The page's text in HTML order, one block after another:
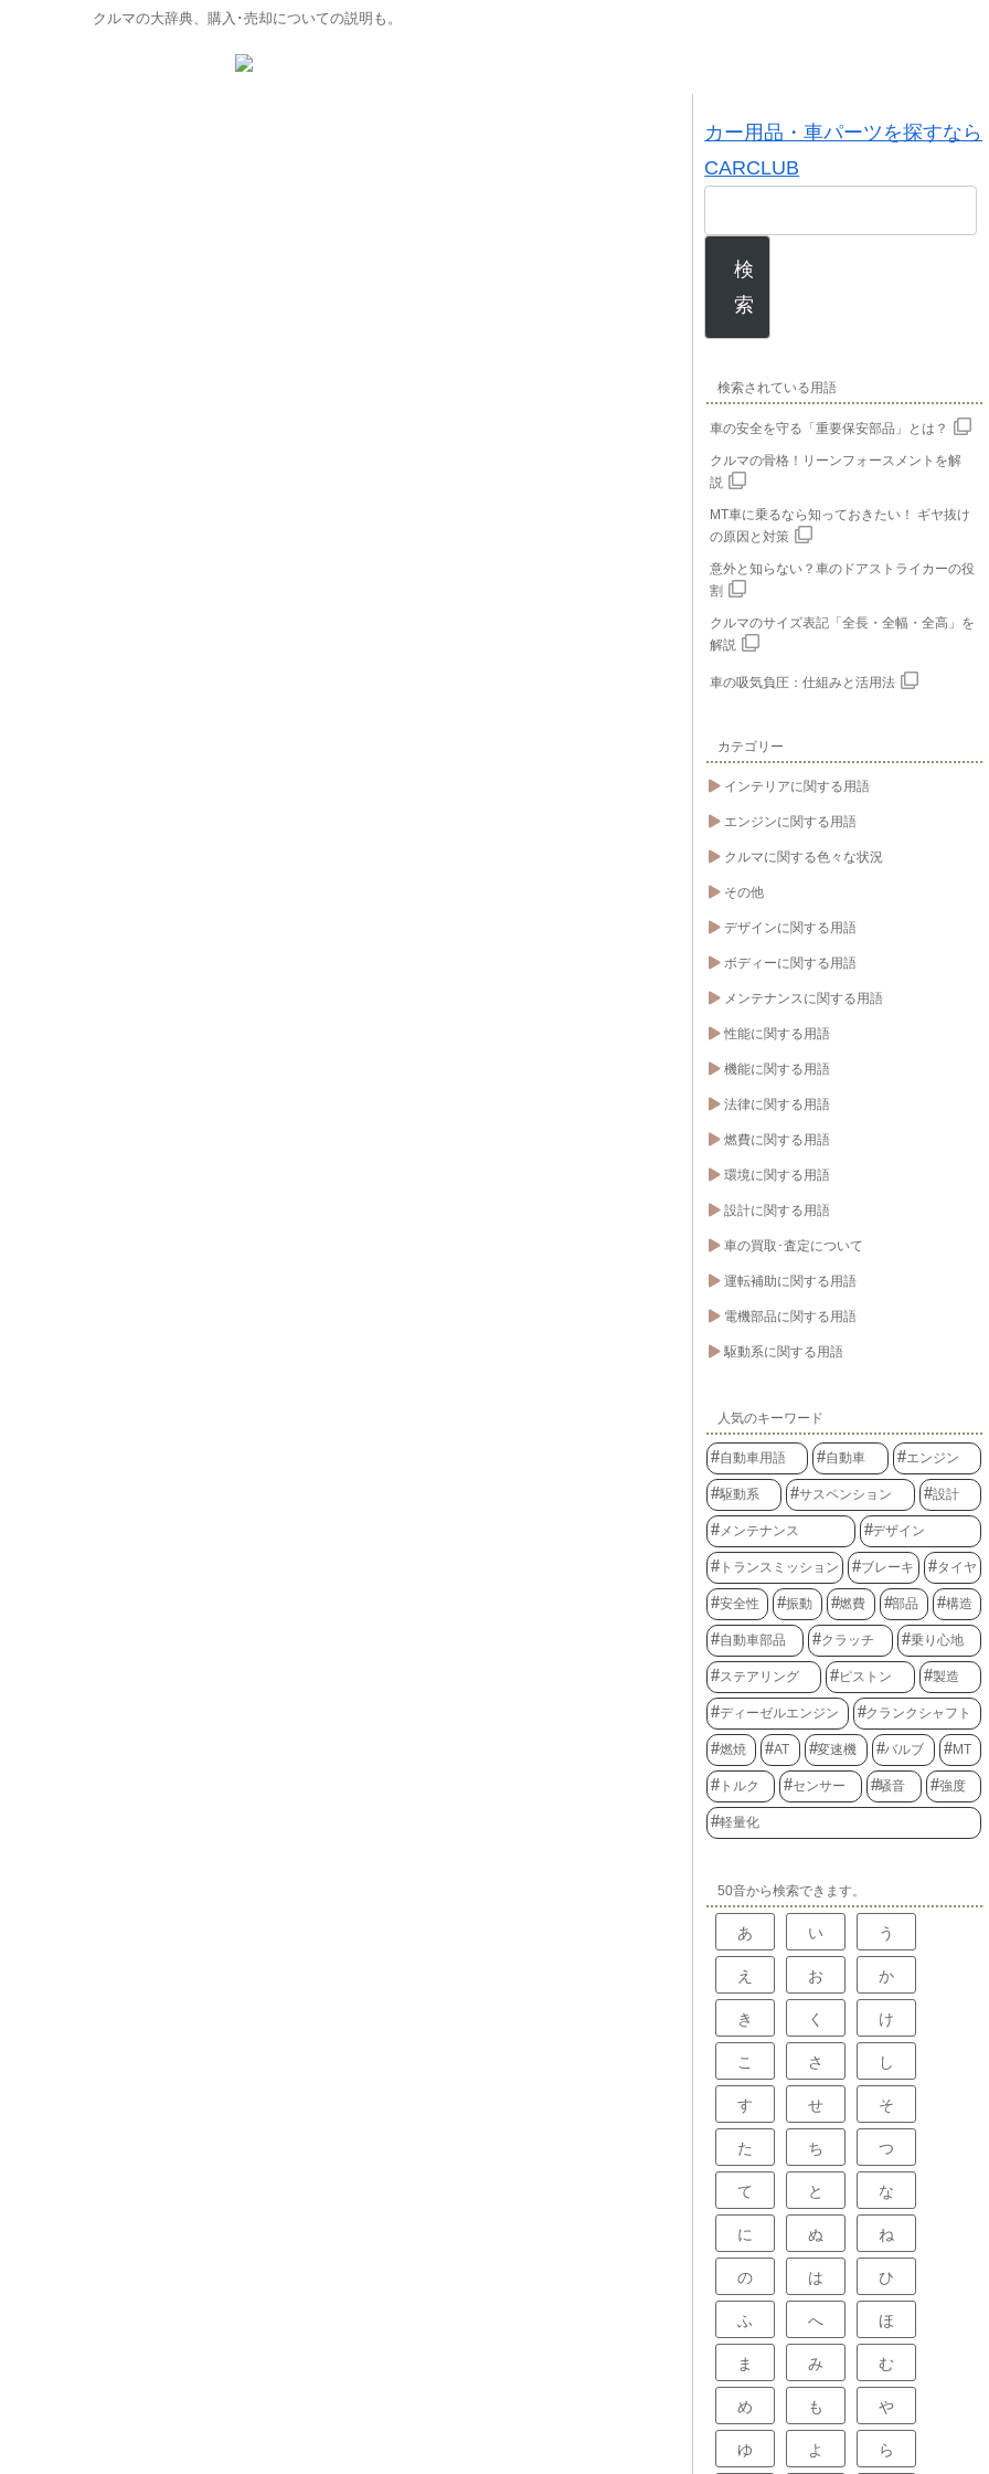
クルマの大辞典、購入･売却についての説明も。
カー用品・車パーツを探すなら
CARCLUB
検
索
検索されている用語
車の安全を守る「重要保安部品」とは？
クルマの骨格！リーンフォースメントを解
説
MT車に乗るなら知っておきたい！ ギヤ抜け
の原因と対策
意外と知らない？車のドアストライカーの役
割
クルマのサイズ表記「全長・全幅・全高」を
解説
車の吸気負圧：仕組みと活用法
カテゴリー
インテリアに関する用語
エンジンに関する用語
クルマに関する色々な状況
その他
デザインに関する用語
ボディーに関する用語
メンテナンスに関する用語
性能に関する用語
機能に関する用語
法律に関する用語
燃費に関する用語
環境に関する用語
設計に関する用語
車の買取･査定について
運転補助に関する用語
電機部品に関する用語
駆動系に関する用語
人気のキーワード
自動車用語 自動車 エンジン
駆動系 サスペンション 設計
メンテナンス デザイン
トランスミッション ブレーキ タイヤ
安全性 振動 燃費 部品 構造
自動車部品 クラッチ 乗り心地
ステアリング ピストン 製造
ディーゼルエンジン クランクシャフト
燃焼 AT 変速機 バルブ MT
トルク センサー 騒音 強度
軽量化
50音から検索できます。
あ い う
え お か
き く け
こ さ し
す せ そ
た ち つ
て と な
に ぬ ね
の は ひ
ふ へ ほ
ま み む
め も や
ゆ よ ら